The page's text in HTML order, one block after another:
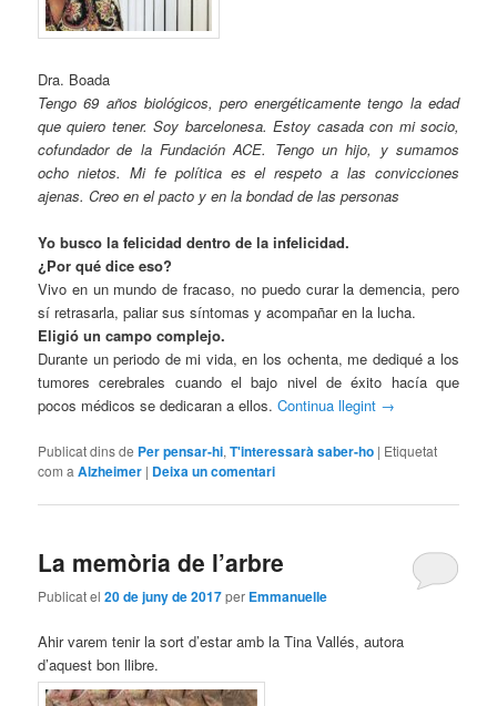
Dra. Boada
Tengo 69 años biológicos, pero energéticamente tengo la edad
que quiero tener. Soy barcelonesa. Estoy casada con mi socio,
cofundador de la Fundación ACE. Tengo un hijo, y sumamos
ocho nietos. Mi fe política es el respeto a las convicciones
ajenas. Creo en el pacto y en la bondad de las personas
Yo busco la felicidad dentro de la infelicidad.
¿Por qué dice eso?
Vivo en un mundo de fracaso, no puedo curar la demencia, pero
sí retrasarla, paliar sus síntomas y acompañar en la lucha.
Eligió un campo complejo.
Durante un periodo de mi vida, en los ochenta, me dediqué a los
tumores cerebrales cuando el bajo nivel de éxito hacía que
pocos médicos se dedicaran a ellos.Continua llegint →
Publicat dins de Per pensar-hi,T'interessarà saber-ho | Etiquetat
com a Alzheimer | Deixa un comentari
La memòria de l’arbre
Publicat el20 de juny de 2017per Emmanuelle
Ahir varem tenir la sort d’estar amb la Tina Vallés, autora
d’aquest bon llibre.